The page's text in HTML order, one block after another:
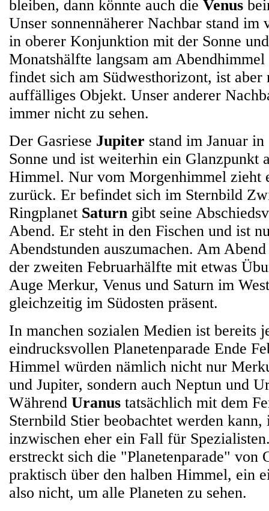
bleiben, dann könnte auch die Venus
Unser sonnennäherer Nachbar stand im
in oberer Konjunktion mit der Sonne
Monatshälfte langsam am
findet sich am Südwesthorizont, ist aber
auffälliges Objekt. Unser anderer
immer nicht zu sehen.
Der Gasriese Jupiter stand im Januar
Sonne und ist weiterhin ein Glanzpunkt
Himmel. Nur vom Morgenhimmel zieht
zurück. Er befindet sich im Sternbild
Ringplanet Saturn gibt seine
Abend. Er steht in den Fischen und ist
Abendstunden auszumachen. Am
der zweiten Februarhälfte mit etwas
Auge Merkur, Venus und Saturn im
gleichzeitig im Südosten präsent.
In manchen sozialen Medien ist bereits
eindrucksvollen Planetenparade Ende
Himmel würden nämlich nicht nur
und Jupiter, sondern auch Neptun und
Während Uranus tatsächlich mit dem
Sternbild Stier beobachtet werden
inzwischen eher ein Fall für
erstreckt sich die "Planetenparade" von
praktisch über den halben Himmel, ein
also nicht, um alle Planeten zu sehen.